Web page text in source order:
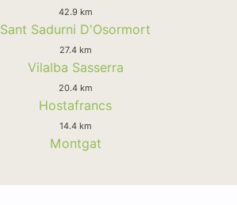
42.9 km
Sant Sadurni D'Osormort
27.4 km
Vilalba Sasserra
20.4 km
Hostafrancs
14.4 km
Montgat